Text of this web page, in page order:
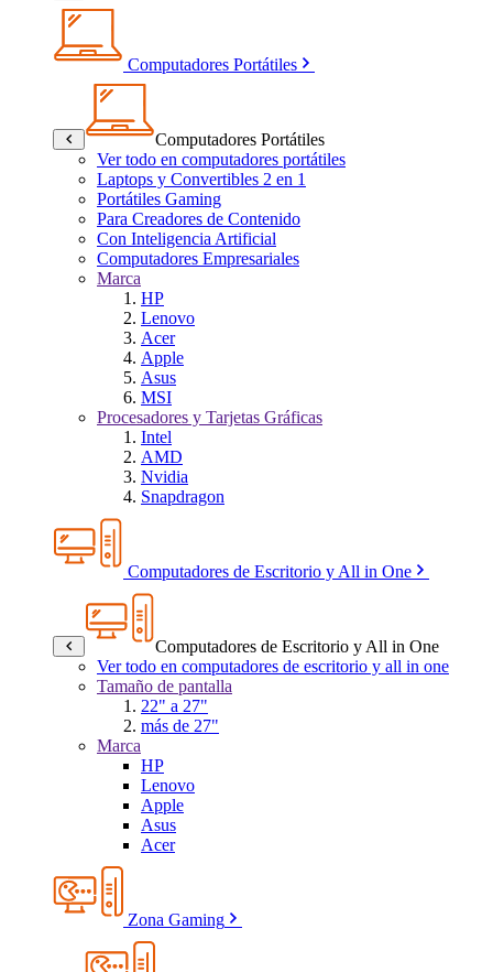
Computadores Portátiles
Computadores Portátiles
Ver todo en computadores portátiles
Laptops y Convertibles 2 en 1
Portátiles Gaming
Para Creadores de Contenido
Con Inteligencia Artificial
Computadores Empresariales
Marca
HP
Lenovo
Acer
Apple
Asus
MSI
Procesadores y Tarjetas Gráficas
Intel
AMD
Nvidia
Snapdragon
Computadores de Escritorio y All in One
Computadores de Escritorio y All in One
Ver todo en computadores de escritorio y all in one
Tamaño de pantalla
22" a 27"
más de 27"
Marca
HP
Lenovo
Apple
Asus
Acer
Zona Gaming